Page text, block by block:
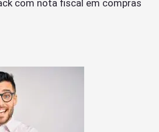
com nota fiscal em compras